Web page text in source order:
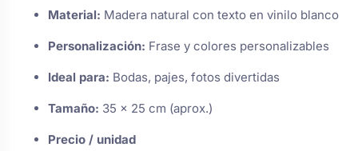
de la arena
personalizados para recuerdo
Juego dominó de madera
Regalos para niña de comunión:
Material: Madera natural con texto en vinilo blanco
Personalización: Frase y colores personalizables
Ideal para: Bodas, pajes, fotos divertidas
Tamaño: 35 x 25 cm (aprox.)
Precio / unidad